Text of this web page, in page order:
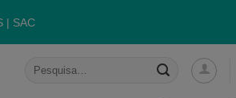
| SAC
Pesquisar